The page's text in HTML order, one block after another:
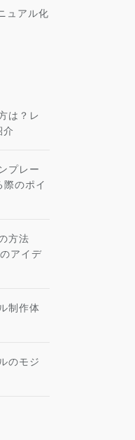
ュアル化
は？レ
介
プレー
際のポイ
方法
アイデ
制作体
のモジ